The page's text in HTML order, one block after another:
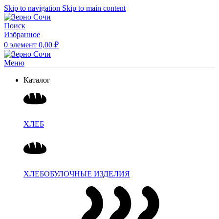
Skip to navigation Skip to main content
Поиск
Избранное
0 элемент 0,00 ₽
Меню
Каталог
ХЛЕБ
ХЛЕБОБУЛОЧНЫЕ ИЗДЕЛИЯ